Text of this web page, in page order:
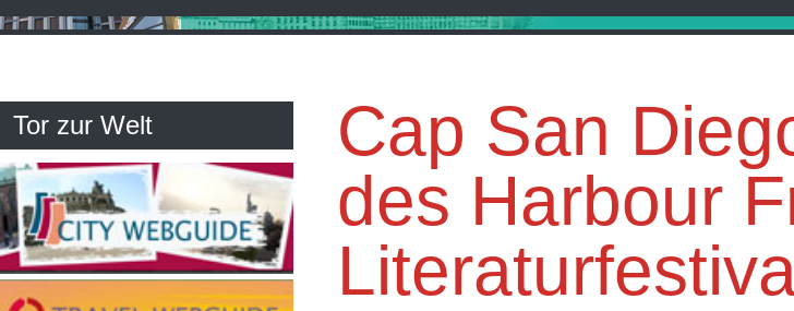
Cap San
des Harbour
Tor zur Welt